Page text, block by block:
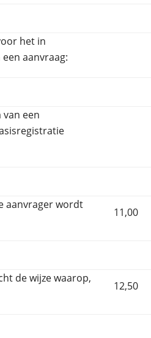
het in
aanvraag:
een
aanvrager wordt
11,00
de wijze waarop,
12,50